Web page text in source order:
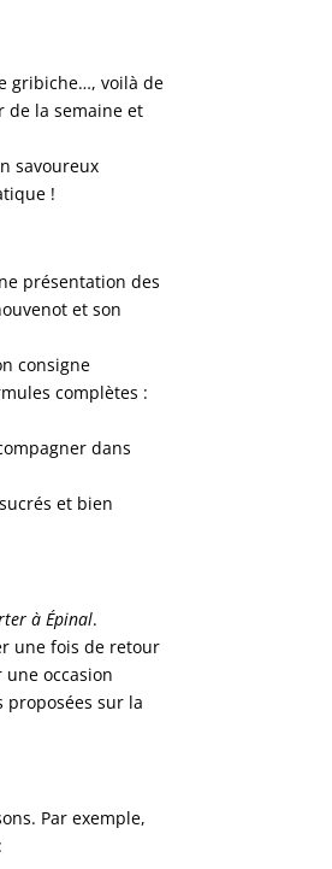
gribiche…, voilà de
de la semaine et
savoureux
!
présentation des
et son
consigne
complètes :
dans
et bien
à Épinal.
une fois de retour
occasion
sur la
Par exemple,